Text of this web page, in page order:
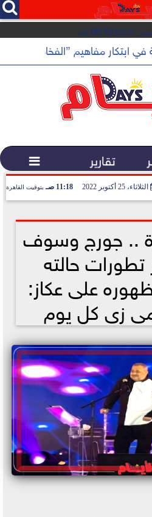
  
06:12 صـ
ابتكار مفاهيم ”الفخامة
تقارير 
الثلاثاء، 25 أكتوبر 2022 11:18 صـ بتوقيت القاهرة
.. جورج وسوف
حالته
على عكاز:
زى كل يوم